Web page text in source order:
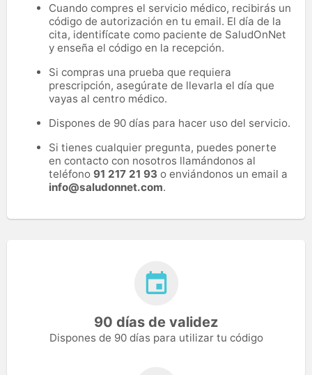
Cuando compres el servicio médico, recibirás un
código de autorización en tu email. El día de la
cita, identifícate como paciente de SaludOnNet
y enseña el código en la recepción.
Si compras una prueba que requiera
prescripción, asegúrate de llevarla el día que
vayas al centro médico.
Dispones de 90 días para hacer uso del servicio.
Si tienes cualquier pregunta, puedes ponerte
en contacto con nosotros llamándonos al
teléfono 91 217 21 93 o enviándonos un email a
info@saludonnet.com.
90 días de validez
Dispones de 90 días para utilizar tu código